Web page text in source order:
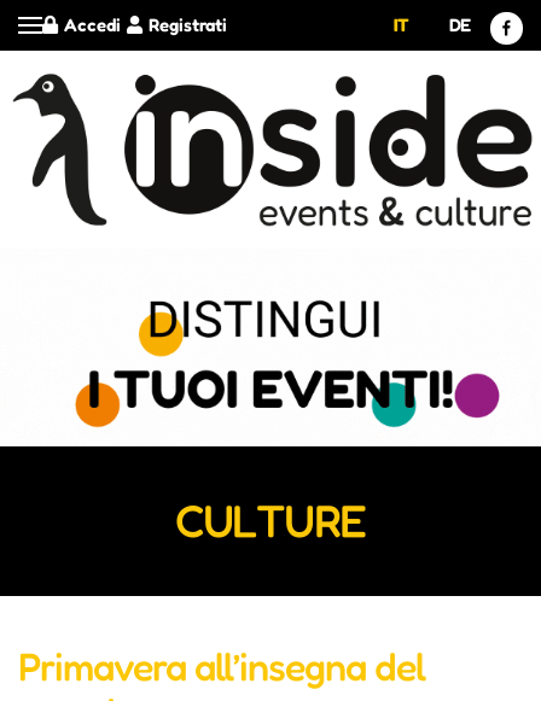
Registrati
Accedi IT DE
CULTURE
Primavera all’insegna del